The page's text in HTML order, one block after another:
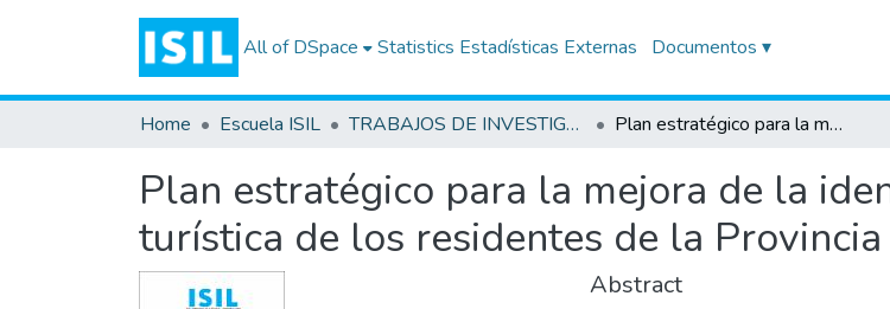
All of DSpace Statistics Estadísticas Externas Documentos ▾
Home Escuela ISIL TRABAJOS DE INVESTIGACIÓN Plan estratégico para la mejora de la identidad cultural y conciencia turística de los residentes de la Provincia Constitucional del Callao
Plan estratégico para la mejora de la
turística de los residentes de la
Abstract